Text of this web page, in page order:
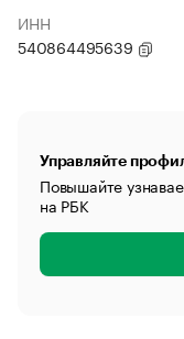
ИНН
540864495639
Управляйте
Повышайте
на РБК